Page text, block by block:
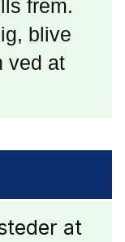
frem.
blive
ved at
at